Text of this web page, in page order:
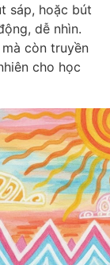
sáp, hoặc bút
dễ nhìn.
còn truyền
cho học